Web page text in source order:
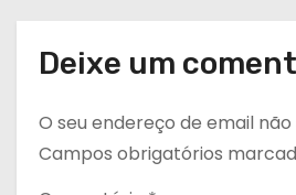
Deixe um
O seu endereço de email
Campos obrigatórios